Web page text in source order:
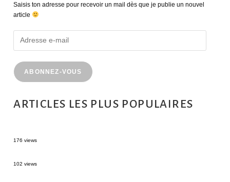
Saisis ton adresse pour recevoir un mail dès que je publie un nouvel
article
ABONNEZ-VOUS
ARTICLES LES PLUS POPULAIRES
176 views
102 views